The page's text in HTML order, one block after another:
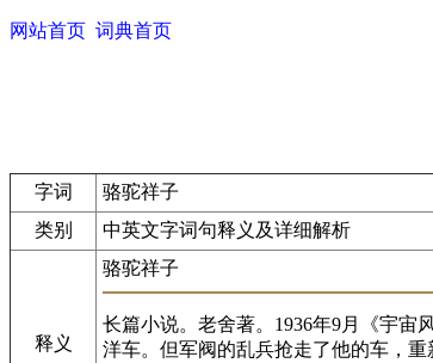
网站首页 词典首页
字词
骆驼祥子
类别
中英文字词句释义及详细解析
释义
骆驼祥子
长篇小说。老舍著。1936年9月《宇宙
洋车。但军阀的乱兵抢走了他的车，